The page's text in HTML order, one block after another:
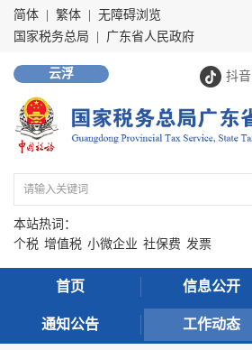
简体 繁体
无障碍浏览
国家税务总局
广东省人民政府
抖音
云浮
本站热词：
个税 增值税 小微企业 社保费 发票
首页 信息公开
通知公告 工作动态